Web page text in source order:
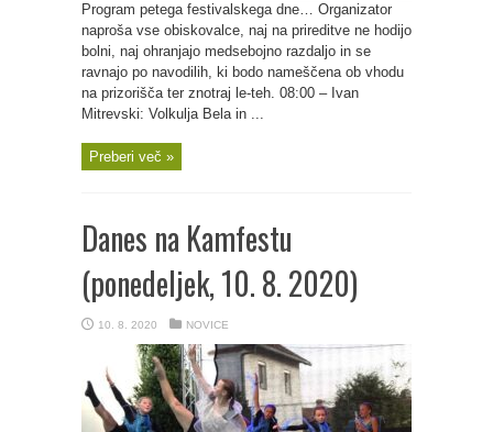
Program petega festivalskega dne… Organizator
naproša vse obiskovalce, naj na prireditve ne hodijo
bolni, naj ohranjajo medsebojno razdaljo in se
ravnajo po navodilih, ki bodo nameščena ob vhodu
na prizorišča ter znotraj le-teh. 08:00 – Ivan
Mitrevski: Volkulja Bela in ...
Preberi več »
Danes na Kamfestu
(ponedeljek, 10. 8. 2020)
10. 8. 2020 NOVICE